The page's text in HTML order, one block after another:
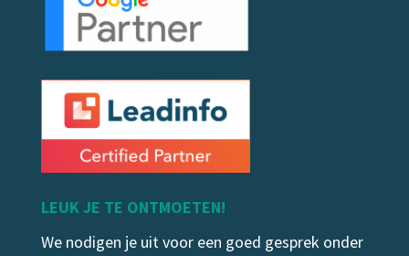
LEUK JE TE ONTMOETEN!
We nodigen je uit voor een goed gesprek onder